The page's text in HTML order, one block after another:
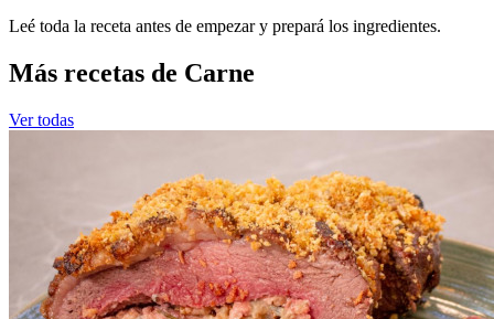
Leé toda la receta antes de empezar y prepará los ingredientes.
Más recetas de Carne
Ver todas